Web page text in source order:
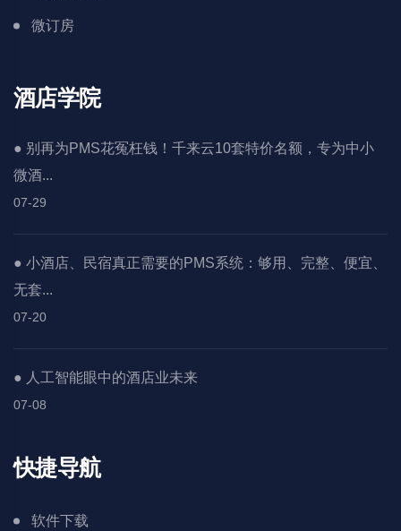
微订房
酒店学院
● 别再为PMS花冤枉钱！千来云10套特价名额，专为中小
微酒...
07-29
● 小酒店、民宿真正需要的PMS系统：够用、完整、便宜、
无套...
07-20
● 人工智能眼中的酒店业未来
07-08
快捷导航
软件下载